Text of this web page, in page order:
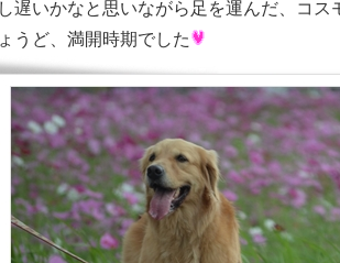
遅いかなと思いながら足を運んだ、コス
うど、満開時期でした